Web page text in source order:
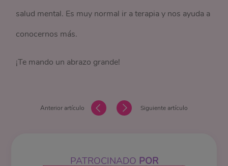
salud mental. Es muy normal ir a terapia y nos ayuda a
conocernos más.
¡Te mando un abrazo grande!
Anterior artículo Siguiente artículo
PATROCINADO POR